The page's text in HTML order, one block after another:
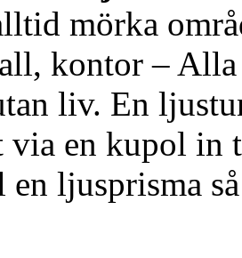
mörka
kontor – Alla
liv. En
via en kupol in
ljusprisma